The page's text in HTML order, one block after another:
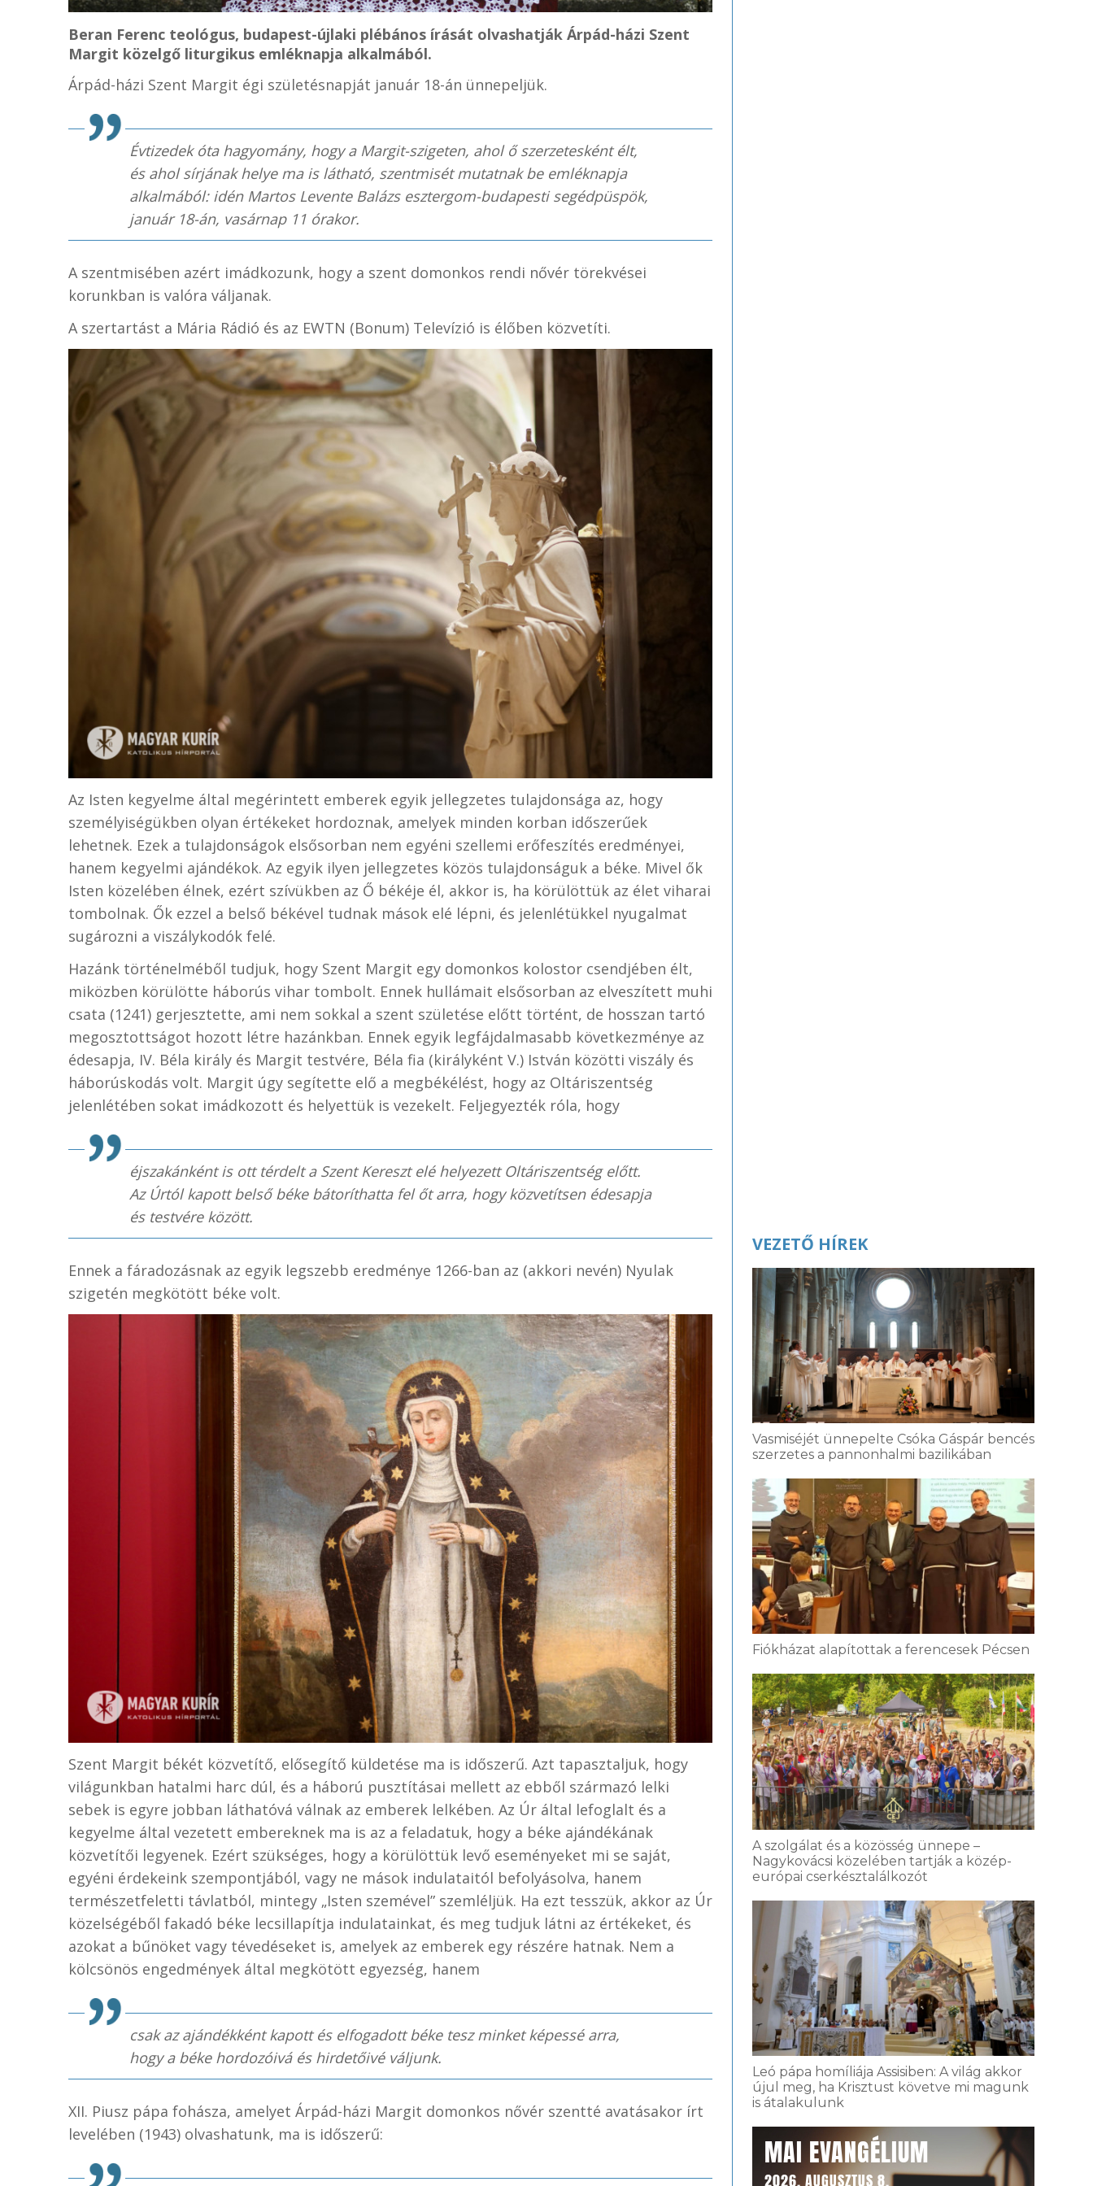
Beran Ferenc teológus, budapest-újlaki plébános írását olvashatják Árpád-házi Szent
Margit közelgő liturgikus emléknapja alkalmából.
Árpád-házi Szent Margit égi születésnapját január 18-án ünnepeljük.
Évtizedek óta hagyomány, hogy a Margit-szigeten, ahol ő szerzetesként élt,
és ahol sírjának helye ma is látható, szentmisét mutatnak be emléknapja
alkalmából: idén Martos Levente Balázs esztergom-budapesti segédpüspök,
január 18-án, vasárnap 11 órakor.
A szentmisében azért imádkozunk, hogy a szent domonkos rendi nővér törekvései
korunkban is valóra váljanak.
A szertartást a Mária Rádió és az EWTN (Bonum) Televízió is élőben közvetíti.
Az Isten kegyelme által megérintett emberek egyik jellegzetes tulajdonsága az, hogy
személyiségükben olyan értékeket hordoznak, amelyek minden korban időszerűek
lehetnek. Ezek a tulajdonságok elsősorban nem egyéni szellemi erőfeszítés eredményei,
hanem kegyelmi ajándékok. Az egyik ilyen jellegzetes közös tulajdonságuk a béke. Mivel ők
Isten közelében élnek, ezért szívükben az Ő békéje él, akkor is, ha körülöttük az élet viharai
tombolnak. Ők ezzel a belső békével tudnak mások elé lépni, és jelenlétükkel nyugalmat
sugározni a viszálykodók felé.
Hazánk történelméből tudjuk, hogy Szent Margit egy domonkos kolostor csendjében élt,
miközben körülötte háborús vihar tombolt. Ennek hullámait elsősorban az elveszített muhi
csata (1241) gerjesztette, ami nem sokkal a szent születése előtt történt, de hosszan tartó
megosztottságot hozott létre hazánkban. Ennek egyik legfájdalmasabb következménye az
édesapja, IV. Béla király és Margit testvére, Béla fia (királyként V.) István közötti viszály és
háborúskodás volt. Margit úgy segítette elő a megbékélést, hogy az Oltáriszentség
jelenlétében sokat imádkozott és helyettük is vezekelt. Feljegyezték róla, hogy
éjszakánként is ott térdelt a Szent Kereszt elé helyezett Oltáriszentség előtt.
Az Úrtól kapott belső béke bátoríthatta fel őt arra, hogy közvetítsen édesapja
és testvére között.
Ennek a fáradozásnak az egyik legszebb eredménye 1266-ban az (akkori nevén) Nyulak
szigetén megkötött béke volt.
Szent Margit békét közvetítő, elősegítő küldetése ma is időszerű. Azt tapasztaljuk, hogy
világunkban hatalmi harc dúl, és a háború pusztításai mellett az ebből származó lelki
sebek is egyre jobban láthatóvá válnak az emberek lelkében. Az Úr által lefoglalt és a
kegyelme által vezetett embereknek ma is az a feladatuk, hogy a béke ajándékának
közvetítői legyenek. Ezért szükséges, hogy a körülöttük levő eseményeket mi se saját,
egyéni érdekeink szempontjából, vagy ne mások indulataitól befolyásolva, hanem
természetfeletti távlatból, mintegy „Isten szemével” szemléljük. Ha ezt tesszük, akkor az Úr
közelségéből fakadó béke lecsillapítja indulatainkat, és meg tudjuk látni az értékeket, és
azokat a bűnöket vagy tévedéseket is, amelyek az emberek egy részére hatnak. Nem a
kölcsönös engedmények által megkötött egyezség, hanem
csak az ajándékként kapott és elfogadott béke tesz minket képessé arra,
hogy a béke hordozóivá és hirdetőivé váljunk.
XII. Piusz pápa fohásza, amelyet Árpád-házi Margit domonkos nővér szentté avatásakor írt
levelében (1943) olvashatunk, ma is időszerű:
VEZETŐ HÍREK
Vasmiséjét ünnepelte Csóka Gáspár bencés
szerzetes a pannonhalmi bazilikában
Fiókházat alapítottak a ferencesek Pécsen
A szolgálat és a közösség ünnepe –
Nagykovácsi közelében tartják a közép-
európai cserkésztalálkozót
Leó pápa homíliája Assisiben: A világ akkor
újul meg, ha Krisztust követve mi magunk
is átalakulunk
MAI EVANGÉLIUM
2026. AUGUSZTUS 8.